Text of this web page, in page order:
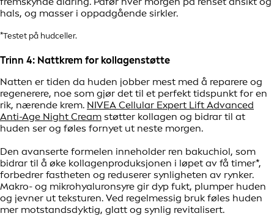
hals, og masser i oppadgående sirkler.
*Testet på hudceller.
Trinn 4: Nattkrem for kollagenstøtte
Natten er tiden da huden jobber mest med å reparere og
regenerere, noe som gjør det til et perfekt tidspunkt for en
rik, nærende krem. NIVEA Cellular Expert Lift Advanced
Anti-Age Night Cream støtter kollagen og bidrar til at
huden ser og føles fornyet ut neste morgen.
Den avanserte formelen inneholder ren bakuchiol, som
bidrar til å øke kollagenproduksjonen i løpet av få timer*,
forbedrer fastheten og reduserer synligheten av rynker.
Makro- og mikrohyaluronsyre gir dyp fukt, plumper huden
og jevner ut teksturen. Ved regelmessig bruk føles huden
mer motstandsdyktig, glatt og synlig revitalisert.